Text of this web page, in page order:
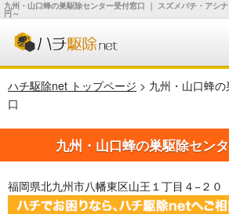
九州・山口蜂の巣駆除センター受付窓口 ｜ スズメバチ・アシ
円～
ハチ駆除net トップページ > 九州・山口蜂
口
九州・山口蜂の巣駆除セン
福岡県北九州市八幡東区山王１丁目４−２０